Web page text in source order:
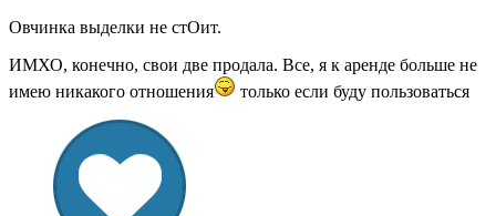
Овчинка выделки не стОит.
ИМХО, конечно, свои две продала. Все, я к аренде больше не
имею никакого отношения
только если буду пользоваться